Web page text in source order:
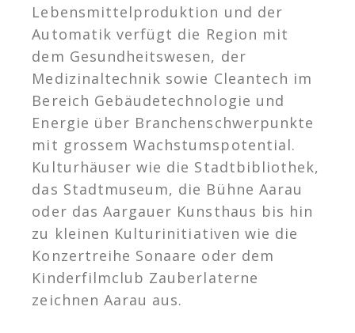
Lebensmittelproduktion und der
Automatik verfügt die Region mit
dem Gesundheitswesen, der
Medizinaltechnik sowie Cleantech im
Bereich Gebäudetechnologie und
Energie über Branchenschwerpunkte
mit grossem Wachstumspotential.
Kulturhäuser wie die Stadtbibliothek,
das Stadtmuseum, die Bühne Aarau
oder das Aargauer Kunsthaus bis hin
zu kleinen Kulturinitiativen wie die
Konzertreihe Sonaare oder dem
Kinderfilmclub Zauberlaterne
zeichnen Aarau aus.